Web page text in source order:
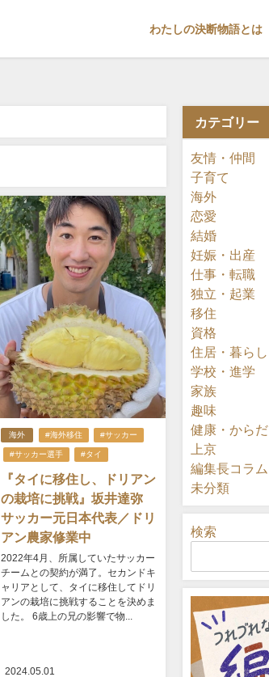
わたしの決断物語とは
海外 #海外移住 #サッカー
#サッカー選手 #タイ
『タイに移住し、ドリアン
の栽培に挑戦』坂井達弥
サッカー元日本代表／ドリ
アン農家修業中
2022年4月、所属していたサッカー
チームとの契約が満了。セカンドキ
ャリアとして、タイに移住してドリ
アンの栽培に挑戦することを決めま
した。 6歳上の兄の影響で物...
2024.05.01
カテゴリー
友情・仲間
子育て
海外
恋愛
結婚
妊娠・出産
仕事・転職
独立・起業
移住
資格
住居・暮らし
学校・進学
家族
趣味
健康・からだ
上京
編集長コラム
未分類
検索